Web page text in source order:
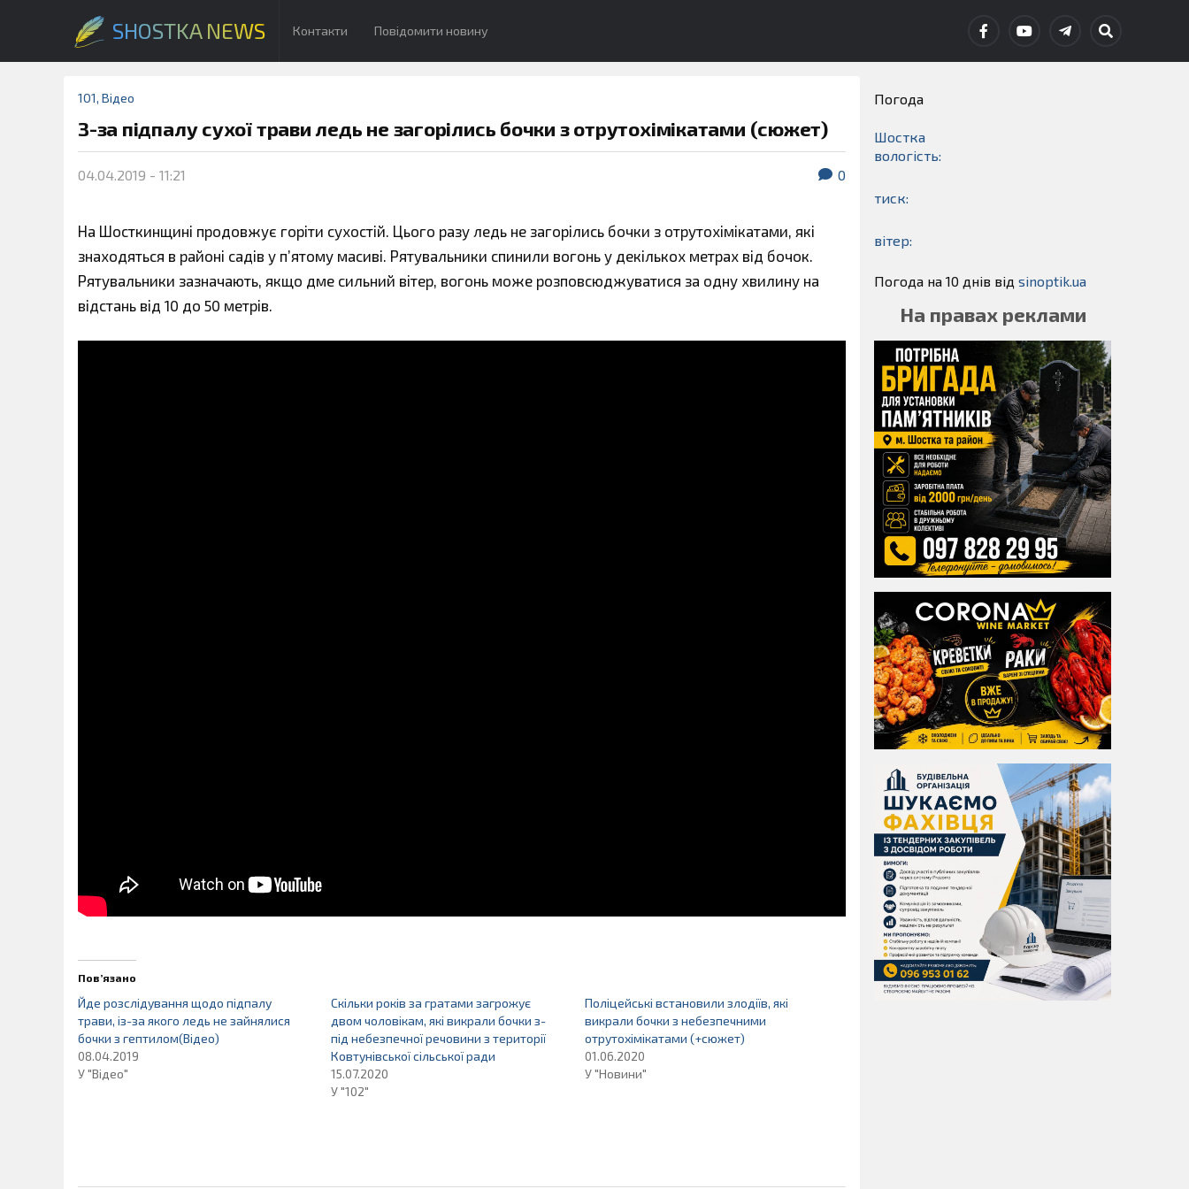
SHOSTKA NEWS Контакти Повідомити новину
101, Відео
З-за підпалу сухої трави ледь не загорілись бочки з отрутохімікатами (сюжет)
04.04.2019 - 11:21 0
На Шосткинщині продовжує горіти сухостій. Цього разу ледь не загорілись бочки з отрутохімікатами, які
знаходяться в районі садів у п’ятому масиві. Рятувальники спинили вогонь у декількох метрах від бочок.
Рятувальники зазначають, якщо дме сильний вітер, вогонь може розповсюджуватися за одну хвилину на
відстань від 10 до 50 метрів.
Пов’язано
Йде розслідування щодо підпалу
трави, із-за якого ледь не зайнялися
бочки з гептилом(Відео)
08.04.2019
У "Відео"
Скільки років за гратами загрожує
двом чоловікам, які викрали бочки з-
під небезпечної речовини з території
Ковтунівської сільської ради
15.07.2020
У "102"
Поліцейські встановили злодіїв, які
викрали бочки з небезпечними
отрутохімікатами (+сюжет)
01.06.2020
У "Новини"
Погода
Шостка
вологість:
тиск:
вітер:
Погода на 10 днів від sinoptik.ua
На правах реклами